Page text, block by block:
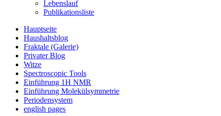
Lebenslauf
Publikationsliste
Hauptseite
Haushaltsblog
Fraktale (Galerie)
Privater Blog
Witze
Spectroscopic Tools
Einführung 1H NMR
Einführung Molekülsymmetrie
Periodensystem
english pages